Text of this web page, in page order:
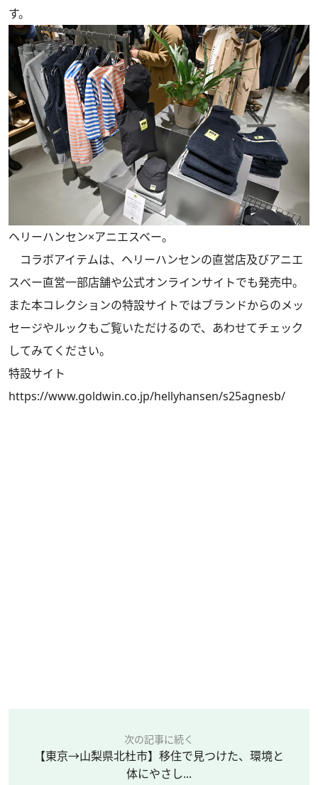
す。
ヘリーハンセン×アニエスベー。
コラボアイテムは、ヘリーハンセンの直営店及びアニエ
スべー直営一部店舗や公式オンラインサイトでも発売中。
また本コレクションの特設サイトではブランドからのメッ
セージやルックもご覧いただけるので、あわせてチェック
してみてください。
特設サイト
https://www.goldwin.co.jp/hellyhansen/s25agnesb/
次の記事に続く
【東京→山梨県北杜市】移住で見つけた、環境と
体にやさし...